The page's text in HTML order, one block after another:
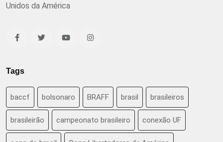
Unidos da América
Tags
baccf bolsonaro BRAFF brasil brasileiros
brasileirão campeonato brasileiro conexão UF